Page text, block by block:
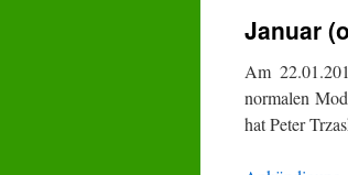
Januar
Am
normalen
hat Peter